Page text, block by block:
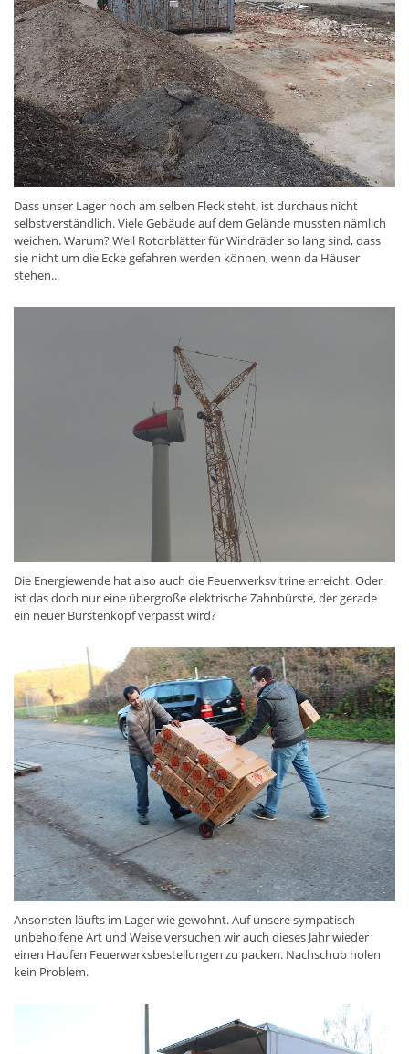
Dass unser Lager noch am selben Fleck steht, ist durchaus nicht
selbstverständlich. Viele Gebäude auf dem Gelände mussten nämlich
weichen. Warum? Weil Rotorblätter für Windräder so lang sind, dass
sie nicht um die Ecke gefahren werden können, wenn da Häuser
stehen...
Die Energiewende hat also auch die Feuerwerksvitrine erreicht. Oder
ist das doch nur eine übergroße elektrische Zahnbürste, der gerade
ein neuer Bürstenkopf verpasst wird?
Ansonsten läufts im Lager wie gewohnt. Auf unsere sympatisch
unbeholfene Art und Weise versuchen wir auch dieses Jahr wieder
einen Haufen Feuerwerksbestellungen zu packen. Nachschub holen
kein Problem.